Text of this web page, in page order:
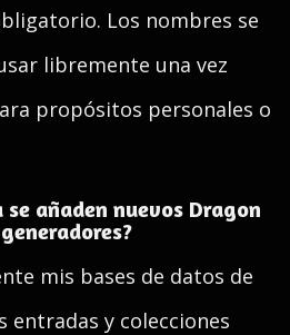
Los nombres se
libremente una vez
propósitos personales o
se añaden nuevos Dragon
mis bases de datos de
entradas y colecciones